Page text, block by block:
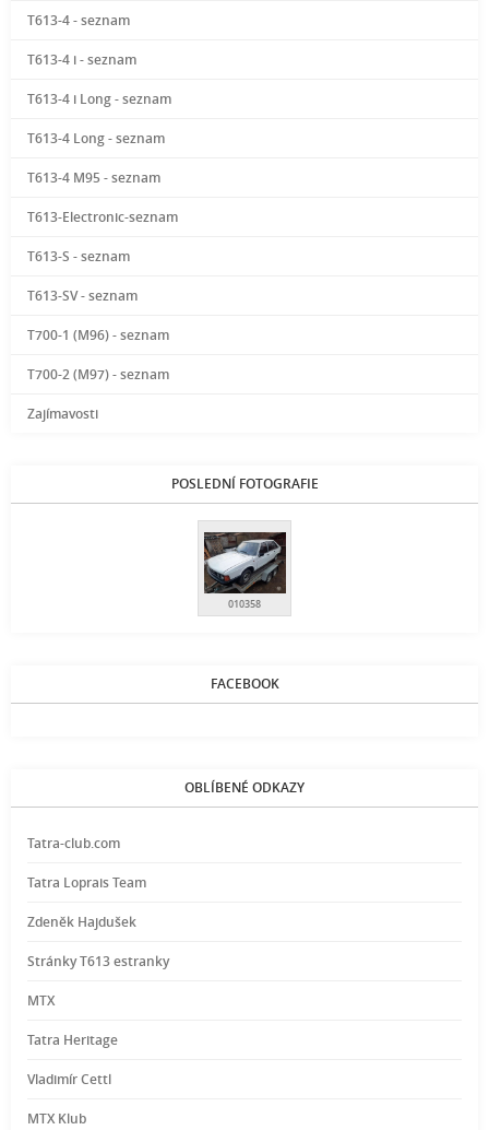
T613-4 - seznam
T613-4 i - seznam
T613-4 i Long - seznam
T613-4 Long - seznam
T613-4 M95 - seznam
T613-Electronic-seznam
T613-S - seznam
T613-SV - seznam
T700-1 (M96) - seznam
T700-2 (M97) - seznam
Zajímavosti
POSLEDNÍ FOTOGRAFIE
010358
FACEBOOK
OBLÍBENÉ ODKAZY
Tatra-club.com
Tatra Loprais Team
Zdeněk Hajdušek
Stránky T613 estranky
MTX
Tatra Heritage
Vladimír Cettl
MTX Klub